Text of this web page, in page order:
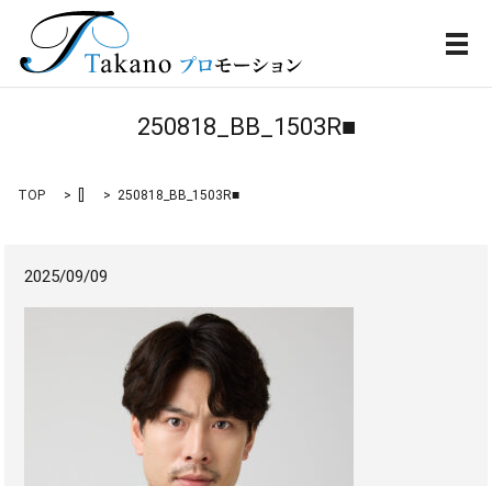
メ
250818_BB_1503R■
TOP 250818_BB_1503R■
2025/09/09